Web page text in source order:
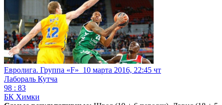
Евролига. Группа «F» 10 марта 2016, 22:45 чт
Лабораль Кутча
98 : 83
БК Химки